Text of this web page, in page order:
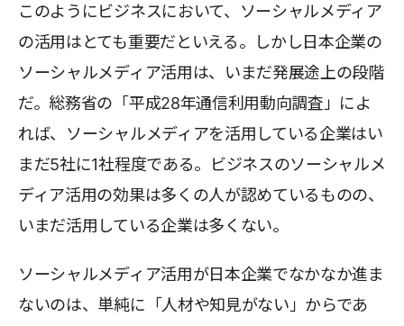
このようにビジネスにおいて、ソーシャルメディア
の活用はとても重要だといえる。しかし日本企業の
ソーシャルメディア活用は、いまだ発展途上の段階
だ。総務省の「平成28年通信利用動向調査」によ
れば、ソーシャルメディアを活用している企業はい
まだ5社に1社程度である。ビジネスのソーシャルメ
ディア活用の効果は多くの人が認めているものの、
いまだ活用している企業は多くない。
ソーシャルメディア活用が日本企業でなかなか進ま
ないのは、単純に「人材や知見がない」からであ